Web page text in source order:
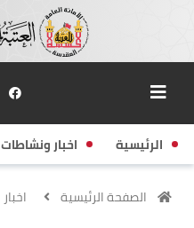
الرئيسية اخبار ونشاطات
الصفحة الرئيسية اخبار